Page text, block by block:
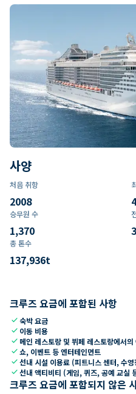
사양
처음 취항
2008
승무원 수
1,370
총 톤수
137,936t
크루즈 요금에 포함된 사항
check숙박 요금
check 이동 비용
check 메인 레스토랑 및 뷔페 레스토랑에서
check쇼, 이벤트 등 엔터테인먼트
check선내 시설 이용료 (피트니스 센터, 수
check선내 액티비티 (게임, 퀴즈, 공예 교실
크루즈 요금에 포함되지 않은